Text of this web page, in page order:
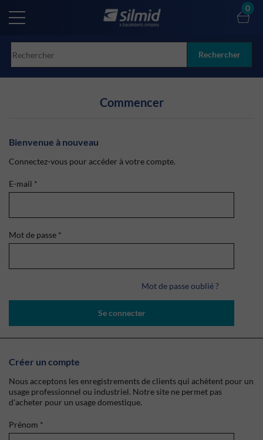
main
Rechercher
0
Commencer
Bienvenue à nouveau
Connectez-vous pour accéder à votre compte.
E-mail *
Mot de passe *
Mot de passe oublié ?
Se connecter
Créer un compte
Nous acceptons les enregistrements de clients qui achètent pour un
usage professionnel ou industriel. Notre site ne permet pas
d'acheter pour un usage domestique.
Prénom *